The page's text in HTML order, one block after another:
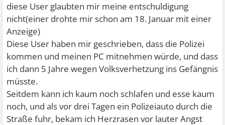
diese User glaubten mir meine entschuldigung
nicht(einer drohte mir schon am 18. Januar mit einer
Anzeige)
Diese User haben mir geschrieben, dass die Polizei
kommen und meinen PC mitnehmen würde, und dass
ich dann 5 Jahre wegen Volksverhetzung ins Gefängnis
müsste.
Seitdem kann ich kaum noch schlafen und esse kaum
noch, und als vor drei Tagen ein Polizeiauto durch die
Straße fuhr, bekam ich Herzrasen vor lauter Angst